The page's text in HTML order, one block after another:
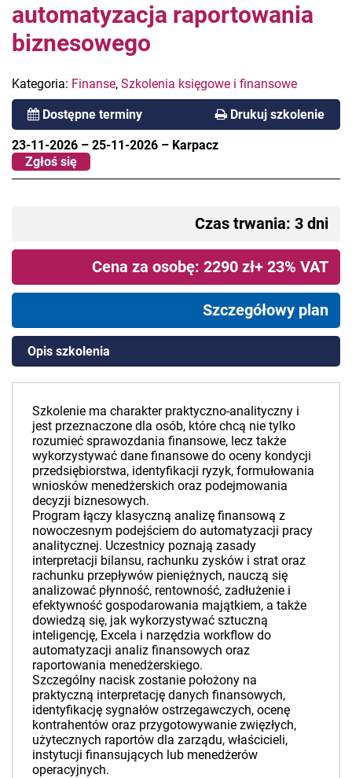
automatyzacja raportowania
biznesowego
Kategoria: Finanse, Szkolenia księgowe i finansowe
Dostępne terminy Drukuj szkolenie
23-11-2026 – 25-11-2026 – Karpacz
Zgłoś się
Czas trwania: 3 dni
Cena za osobę: 2290 zł+ 23% VAT
Szczegółowy plan
Opis szkolenia
Szkolenie ma charakter praktyczno-analityczny i
jest przeznaczone dla osób, które chcą nie tylko
rozumieć sprawozdania finansowe, lecz także
wykorzystywać dane finansowe do oceny kondycji
przedsiębiorstwa, identyfikacji ryzyk, formułowania
wniosków menedżerskich oraz podejmowania
decyzji biznesowych.
Program łączy klasyczną analizę finansową z
nowoczesnym podejściem do automatyzacji pracy
analitycznej. Uczestnicy poznają zasady
interpretacji bilansu, rachunku zysków i strat oraz
rachunku przepływów pieniężnych, nauczą się
analizować płynność, rentowność, zadłużenie i
efektywność gospodarowania majątkiem, a także
dowiedzą się, jak wykorzystywać sztuczną
inteligencję, Excela i narzędzia workflow do
automatyzacji analiz finansowych oraz
raportowania menedżerskiego.
Szczególny nacisk zostanie położony na
praktyczną interpretację danych finansowych,
identyfikację sygnałów ostrzegawczych, ocenę
kontrahentów oraz przygotowywanie zwięzłych,
użytecznych raportów dla zarządu, właścicieli,
instytucji finansujących lub menedżerów
operacyjnych.